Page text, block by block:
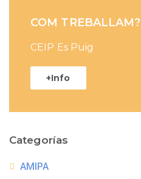
COM TREBALLAM?
CEIP Es Puig
+Info
Categorías
AMIPA